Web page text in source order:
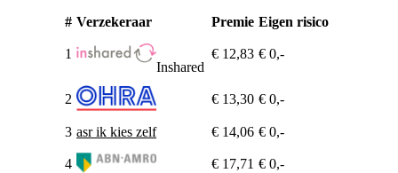
# Verzekeraar Premie Eigen risico
1
Inshared
€ 12,83 € 0,-
2 € 13,30 € 0,-
3 asr ik kies zelf € 14,06 € 0,-
4 € 17,71 € 0,-